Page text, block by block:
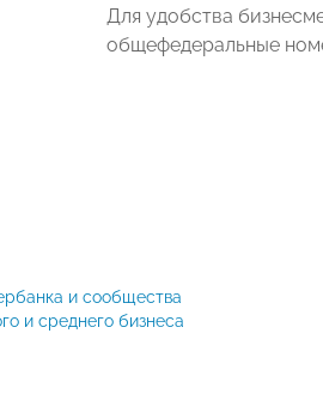
Для удобства
общефедеральные
и сообщества
и среднего бизнеса